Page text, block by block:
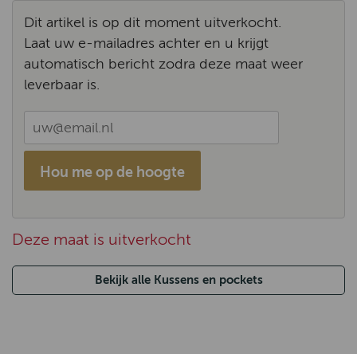
Dit artikel is op dit moment uitverkocht.
Laat uw e-mailadres achter en u krijgt
automatisch bericht zodra deze maat weer
leverbaar is.
Hou me op de hoogte
Deze maat is uitverkocht
Bekijk alle Kussens en pockets